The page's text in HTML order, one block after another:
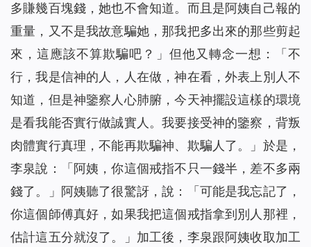
多賺幾百塊錢，她也不會知道。而且是阿姨自己報的
重量，又不是我故意騙她，那我把多出來的那些剪起
來，這應該不算欺騙吧？」但他又轉念一想：「不
行，我是信神的人，人在做，神在看，外表上別人不
知道，但是神鑒察人心肺腑，今天神擺設這樣的環境
是看我能否實行做誠實人。我要接受神的鑒察，背叛
肉體實行真理，不能再欺騙神、欺騙人了。」於是，
李泉說：「阿姨，你這個戒指不只一錢半，差不多兩
錢了。」阿姨聽了很驚訝，說：「可能是我忘記了，
你這個師傅真好，如果我把這個戒指拿到別人那裡，
估計這五分就沒了。」加工後，李泉跟阿姨收取加工